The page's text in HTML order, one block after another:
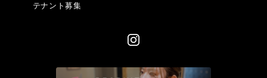
テナント募集